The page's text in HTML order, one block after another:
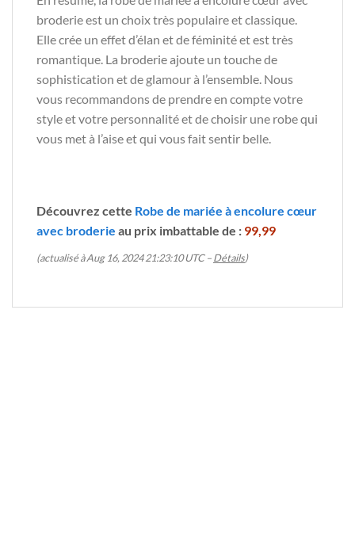
broderie est un choix très populaire et classique.
Elle crée un effet d’élan et de féminité et est très
romantique. La broderie ajoute un touche de
sophistication et de glamour à l’ensemble. Nous
vous recommandons de prendre en compte votre
style et votre personnalité et de choisir une robe qui
vous met à l’aise et qui vous fait sentir belle.
Découvrez cette Robe de mariée à encolure cœur
avec broderie au prix imbattable de : 99,99
(actualisé à Aug 16, 2024 21:23:10 UTC –Détails)